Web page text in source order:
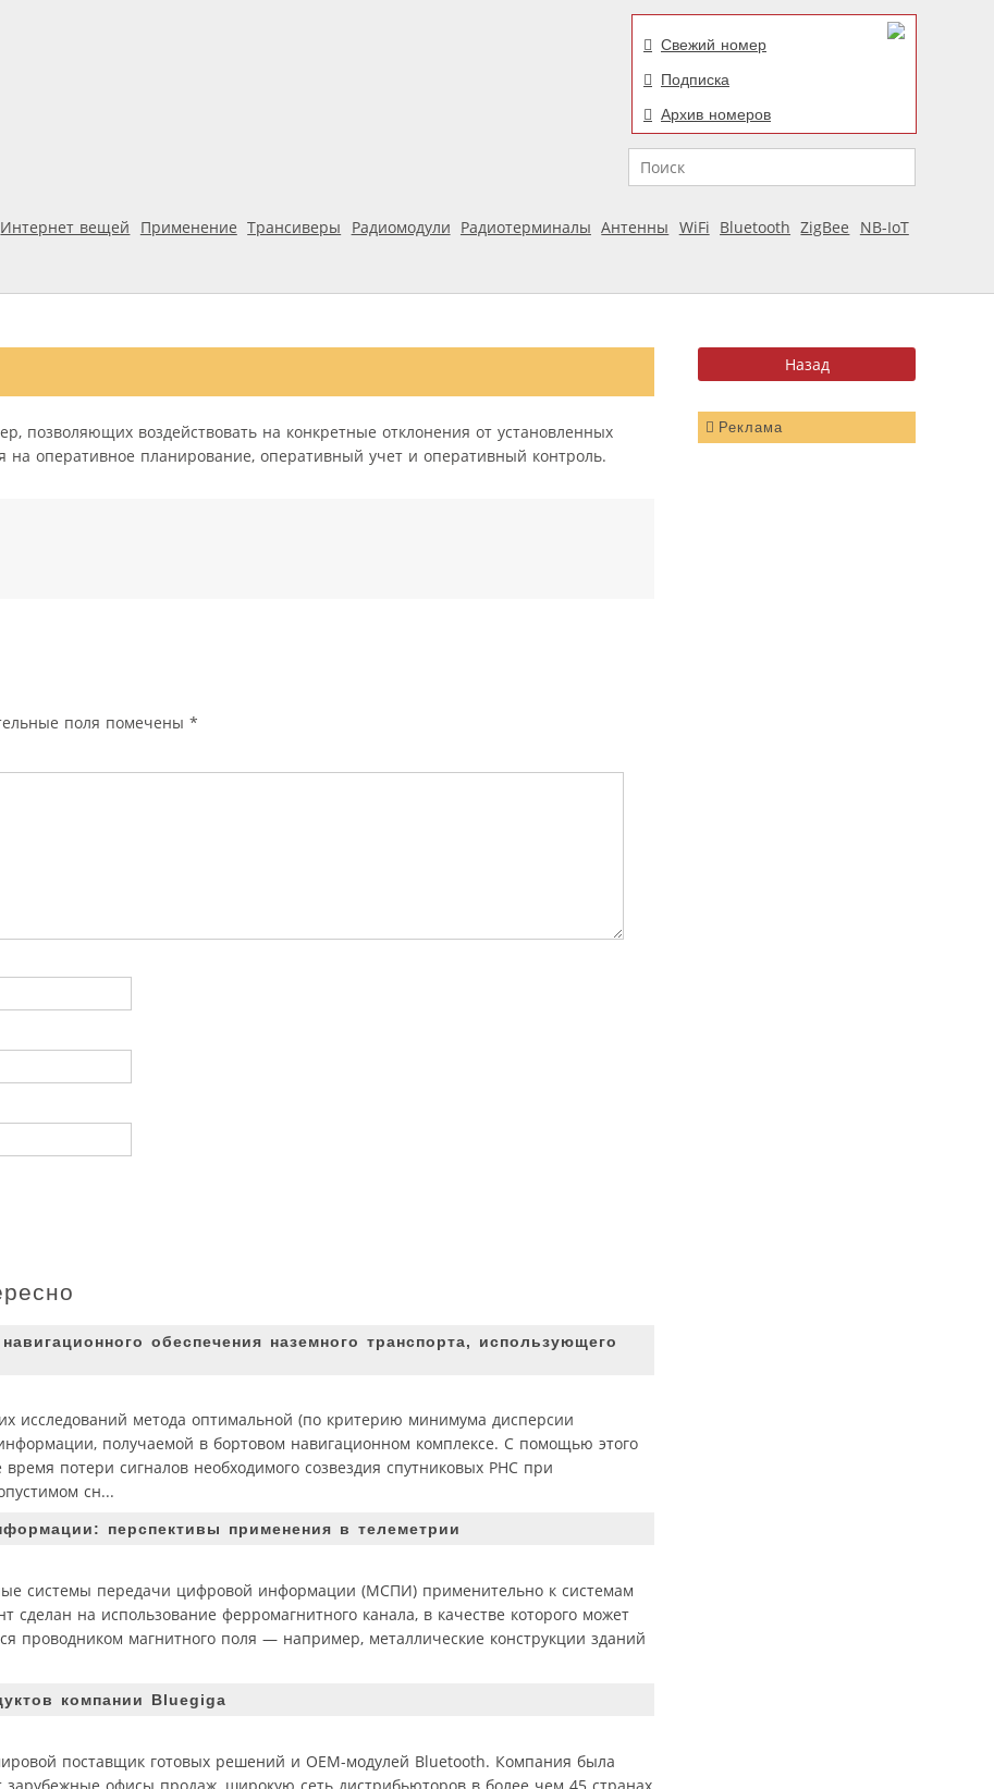
Свежий номер
Подписка
Архив номеров
Поиск
Интернет вещей Применение Трансиверы Радиомодули Радиотерминалы Антенны WiFi Bluetooth ZigBee
NB-IoT
Реклама
позволяющих воздействовать на конкретные отклонения от установленных
на оперативное планирование, оперативный учет и оперативный контроль.
поля помечены *
обеспечения наземного транспорта, использующего
исследований метода оптимальной (по критерию минимума дисперсии
получаемой в бортовом навигационном комплексе. С помощью этого
потери сигналов необходимого созвездия спутниковых РНС при
сн...
перспективы применения в телеметрии
системы передачи цифровой информации (МСПИ) применительно к системам
на использование ферромагнитного канала, в качестве которого может
проводником магнитного поля — например, металлические конструкции зданий
компании Bluegiga
поставщик готовых решений и OEM-модулей Bluetooth. Компания была
офисы продаж, широкую сеть дистрибьюторов в более чем 45 странах